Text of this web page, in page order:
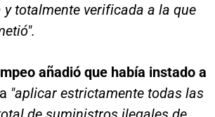
totalmente verificada a la que
añadió que había instado a
a "aplicar estrictamente todas las